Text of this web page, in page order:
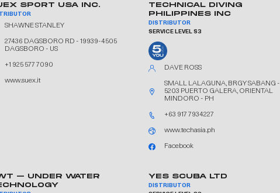
SPORT USA INC.
SHAWNE STANLEY
27436 DAGSBORO RD - 19939-4505
DAGSBORO - US
+1 925 577 7090
www.suex.it
TECHNICAL DIVING
PHILIPPINES INC
DISTRIBUTOR
SERVICE LEVEL S3
DAVE ROSS
SMALL LALAGUNA, BRGY SABANG -
5203 PUERTO GALERA, ORIENTAL
MINDORO - PH
+63 917 7934227
www.techasia.ph
Facebook
– UNDER WATER
YES SCUBA LTD
DISTRIBUTOR